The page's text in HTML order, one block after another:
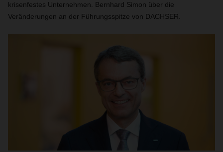
krisenfestes Unternehmen. Bernhard Simon über die
Veränderungen an der Führungsspitze von DACHSER.